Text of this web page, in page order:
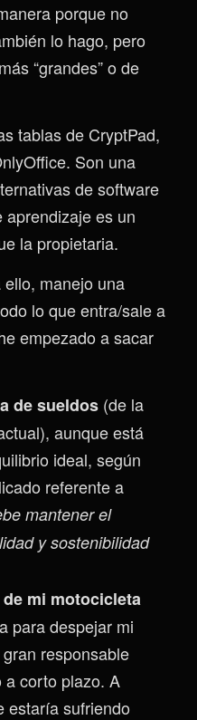
porque no
lo hago, pero
“grandes” o de
tablas de CryptPad,
Son una
de software
es un
la propietaria.
manejo una
lo que entra/sale a
empezado a sacar
de sueldos (de la
aunque está
ideal, según
referente a
mantener el
y sostenibilidad
mi motocicleta
para despejar mi
responsable
a corto plazo. A
estaría sufriendo